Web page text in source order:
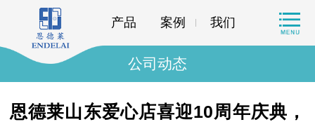
产品 案例 我们
公司动态
恩德莱山东爱心店喜迎10周年庆典，